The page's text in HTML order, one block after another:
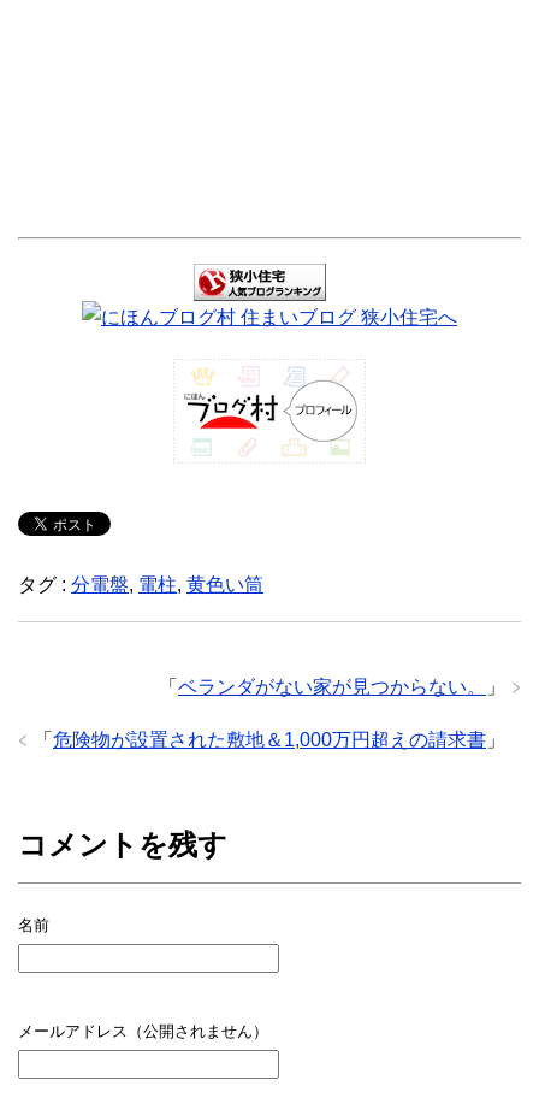
タグ : 分電盤, 電柱, 黄色い筒
「 ベランダがない家が見つからない。 」
「 危険物が設置された敷地＆1,000万円超えの請求書 」
コメントを残す
名前
メールアドレス（公開されません）